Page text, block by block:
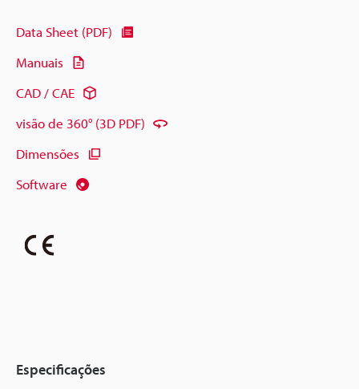
Data Sheet (PDF)
Manuais
CAD / CAE
visão de 360° (3D PDF)
Dimensões
Software
Especificações